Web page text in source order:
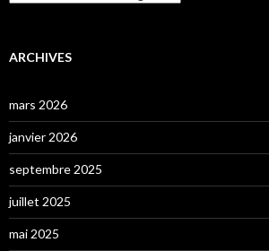
ARCHIVES
mars 2026
janvier 2026
septembre 2025
juillet 2025
mai 2025